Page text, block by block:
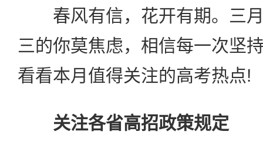
春风有信，花开有期。三月
三的你莫焦虑，相信每一次坚
看看本月值得关注的高考热点!
关注各省高招政策规定